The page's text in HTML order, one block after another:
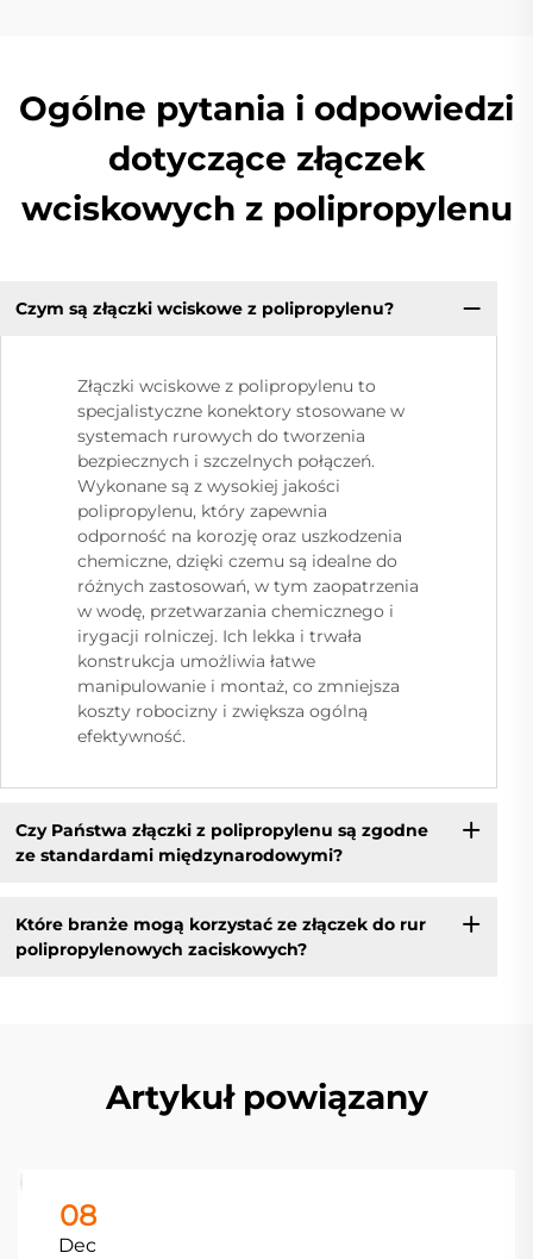
Ogólne pytania i odpowiedzi
dotyczące złączek
wciskowych z polipropylenu
Czym są złączki wciskowe z polipropylenu?
Złączki wciskowe z polipropylenu to
specjalistyczne konektory stosowane w
systemach rurowych do tworzenia
bezpiecznych i szczelnych połączeń.
Wykonane są z wysokiej jakości
polipropylenu, który zapewnia
odporność na korozję oraz uszkodzenia
chemiczne, dzięki czemu są idealne do
różnych zastosowań, w tym zaopatrzenia
w wodę, przetwarzania chemicznego i
irygacji rolniczej. Ich lekka i trwała
konstrukcja umożliwia łatwe
manipulowanie i montaż, co zmniejsza
koszty robocizny i zwiększa ogólną
efektywność.
Czy Państwa złączki z polipropylenu są zgodne
ze standardami międzynarodowymi?
Które branże mogą korzystać ze złączek do rur
polipropylenowych zaciskowych?
Artykuł powiązany
08
Dec